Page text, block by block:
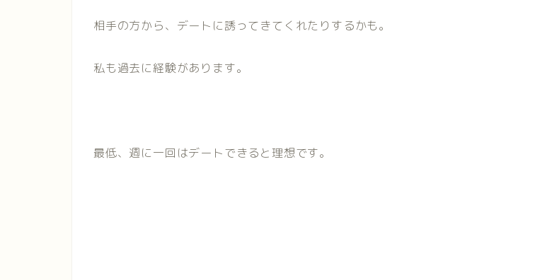
相手の方から、デートに誘ってきてくれたりするかも。
私も過去に経験があります。
最低、週に一回はデートできると理想です。